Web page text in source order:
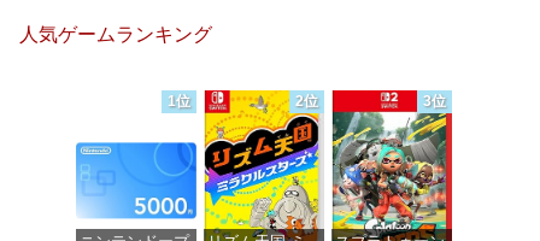
価格：¥100
人気ゲームランキング
1位 2位 3位